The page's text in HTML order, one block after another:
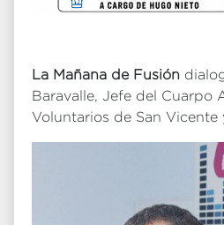
La Mañana de Fusión
Baravalle, Jefe del Cuarpo
Voluntarios de San